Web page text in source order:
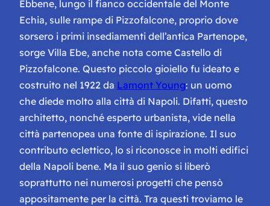
Ebbene, lungo il fianco occidentale del Monte
Echia, sulle rampe di Pizzofalcone, proprio dove
sorsero i primi insediamenti dell’antica Partenope,
sorge Villa Ebe, anche nota come Castello di
Pizzofalcone. Questo piccolo gioiello fu ideato e
costruito nel 1922 da Lamont Young: un uomo
che diede molto alla città di Napoli. Difatti, questo
architetto, nonché esperto urbanista, vide nella
città partenopea una fonte di ispirazione. Il suo
contributo eclettico, lo si riconosce in molti edifici
della Napoli bene. Ma il suo genio si liberò
soprattutto nei numerosi progetti che pensò
appositamente per la città. Tra questi troviamo le